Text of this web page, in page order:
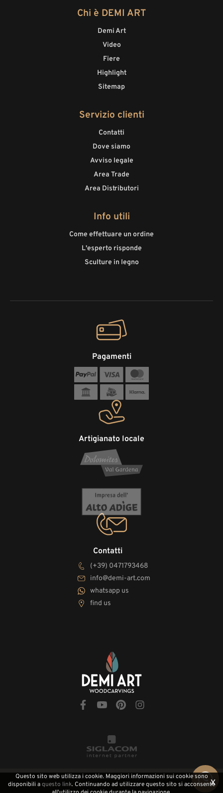
Chi è DEMI ART
Demi Art
Video
Fiere
Highlight
Sitemap
Servizio clienti
Contatti
Dove siamo
Avviso legale
Area Trade
Area Distributori
Info utili
Come effettuare un ordine
L'esperto risponde
Sculture in legno
Contatti
(+39) 0471793468
info@demi-art.com
whatsapp us
find us
Artigianato locale
Pagamenti
© 2010-2026 Demi-Art.com [Privacy e Cookie Policy] x
Questo sito web utilizza i cookie. Maggiori informazioni sui cookie sono
disponibili aquesto link. Continuando ad utilizzare questo sito si acconsente